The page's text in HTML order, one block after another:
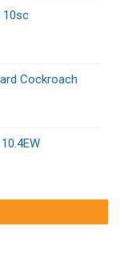
10sc
Cockroach